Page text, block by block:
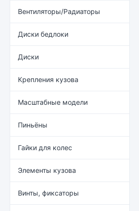
Вентиляторы/Радиаторы
Диски бедлоки
Диски
Крепления кузова
Масштабные модели
Пиньёны
Гайки для колес
Элементы кузова
Винты, фиксаторы